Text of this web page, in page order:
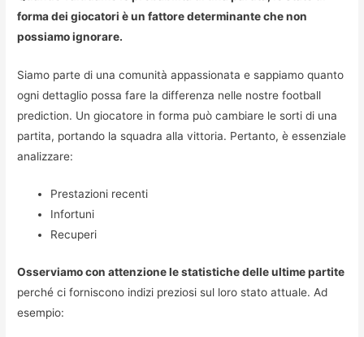
forma dei giocatori è un fattore determinante che non
possiamo ignorare.
Siamo parte di una comunità appassionata e sappiamo quanto
ogni dettaglio possa fare la differenza nelle nostre football
prediction. Un giocatore in forma può cambiare le sorti di una
partita, portando la squadra alla vittoria. Pertanto, è essenziale
analizzare:
Prestazioni recenti
Infortuni
Recuperi
Osserviamo con attenzione le statistiche delle ultime partite
perché ci forniscono indizi preziosi sul loro stato attuale. Ad
esempio: